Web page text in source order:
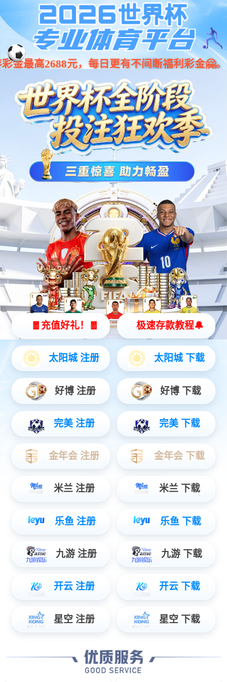
jiuyou.com·(中国区)官方网站
股票
代码 001266
清扫机器人
HY140园区室外无人清扫车
智能清扫系统
HY70全能型清洁智能机器人
车身360°无死角 中等到较大场所